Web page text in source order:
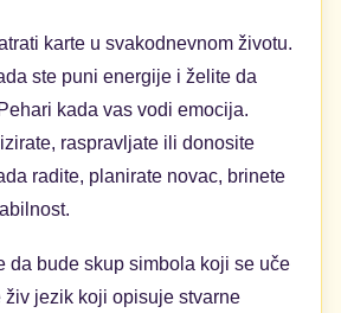
karte u svakodnevnom životu.
ste puni energije i želite da
kada vas vodi emocija.
raspravljate ili donosite
radite, planirate novac, brinete
da bude skup simbola koji se uče
živ jezik koji opisuje stvarne